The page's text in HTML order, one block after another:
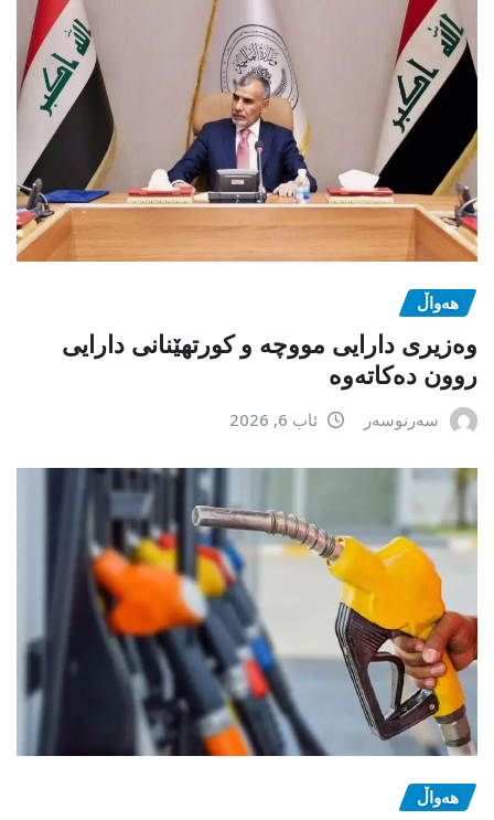
هەواڵ
وەزیری دارایی مووچە و کورتهێنانی دارایی
روون دەکاتەوە
سەرنوسەر ئاب 6, 2026
هەواڵ